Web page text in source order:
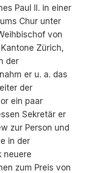
Paul II. in einer
Chur unter
von
Zürich,
der
er u. a. das
der
ein paar
Sekretär er
zur Person und
in der
neuere
zum Preis von